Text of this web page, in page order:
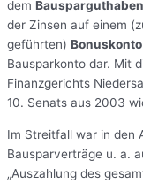
dem Bausparguthaben
der Zinsen auf einem
geführten) Bonuskonto
Bausparkonto dar. Mit
Finanzgerichts
10. Senats aus 2003
Im Streitfall war in den
Bausparverträge u. a.
„Auszahlung des